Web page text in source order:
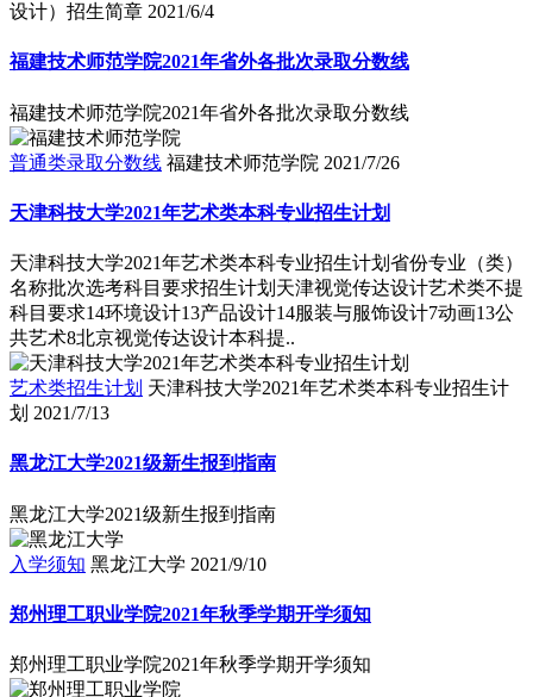
设计）招生简章 2021/6/4
福建技术师范学院2021年省外各批次录取分数线
福建技术师范学院2021年省外各批次录取分数线
普通类录取分数线 福建技术师范学院 2021/7/26
天津科技大学2021年艺术类本科专业招生计划
天津科技大学2021年艺术类本科专业招生计划省份专业（类）
名称批次选考科目要求招生计划天津视觉传达设计艺术类不提
科目要求14环境设计13产品设计14服装与服饰设计7动画13公
共艺术8北京视觉传达设计本科提..
艺术类招生计划 天津科技大学2021年艺术类本科专业招生计
划 2021/7/13
黑龙江大学2021级新生报到指南
黑龙江大学2021级新生报到指南
入学须知 黑龙江大学 2021/9/10
郑州理工职业学院2021年秋季学期开学须知
郑州理工职业学院2021年秋季学期开学须知